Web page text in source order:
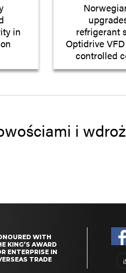
in
refrigerant
Optidrive
controlled
i
WITH
KING’S AWARD
ENTERPRISE IN
TRADE